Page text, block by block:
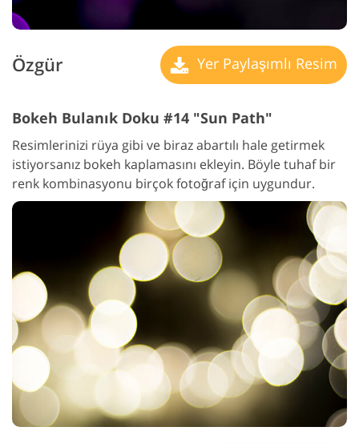
Özgür Yer Paylaşımlı Resim
Bokeh Bulanık Doku #14 "Sun Path"
Resimlerinizi rüya gibi ve biraz abartılı hale getirmek
istiyorsanız bokeh kaplamasını ekleyin. Böyle tuhaf bir
renk kombinasyonu birçok fotoğraf için uygundur.